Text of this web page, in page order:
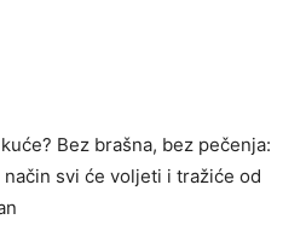
Bez brašna, bez pečenja:
svi će voljeti i tražiće od